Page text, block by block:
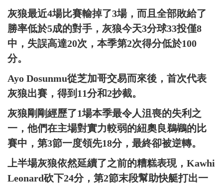
灰狼最近4場比賽輸掉了3場，而且全部敗給了
勝率低於5成的對手，灰狼今天3分球33投僅8
中，失誤高達20次，本季第2次得分低於100
分。
Ayo Dosunmu從芝加哥交易而來後，首次代表
灰狼出賽，得到11分和2抄截。
灰狼剛剛經歷了1場本季最令人沮喪的失利之
一，他們在主場對實力較弱的紐奧良鵜鶘的比
賽中，第3節一度領先18分，最終卻被逆轉。
上半場灰狼依然延續了之前的糟糕表現，Kawhi
Leonard砍下24分，第2節末段幫助快艇打出一